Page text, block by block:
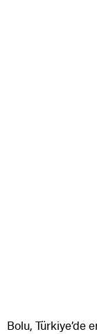
Bolu, Türkiye’de